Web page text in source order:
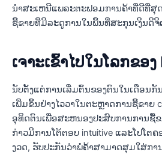
ນໍາສະເຫນີແພລະຕະຟອມການຄ້າທີ່ດີທີ່ສຸ
ຊື້ຂາຍທີ່ມີລະດູການໃນພື້ນທີ່ສະກຸນເງິນດິຈິ
ເຈາະເຂົ້າໄປໃນໂລກຂອ
ນັບຕັ້ງແຕ່ການເລີ່ມຕົ້ນຂອງຕົນໃນເດືອນກັນ
ເພີ່ມຂຶ້ນຢ່າງໄວວາໃນຕະຫຼາດການຊື້ຂາຍ
ອຸທິດຕົນເພື່ອສະຫນອງປະສົບການການຊື້ຂ
ກ່າວມີການໂຕ້ຕອບ intuitive ແລະໂປໂຕ
ງວດ, ຮັບປະກັນວ່າພໍ່ຄ້າສາມາດສຸມໃສ່ກາ